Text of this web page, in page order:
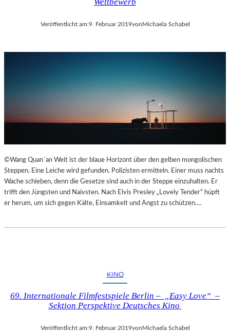
Veröffentlicht am:9. Februar 2019vonMichaela Schabel
©Wang Quan´an Weit ist der blaue Horizont über den gelben mongolischen
Steppen. Eine Leiche wird gefunden. Polizisten ermitteln. Einer muss nachts
Wache schieben, denn die Gesetze sind auch in der Steppe einzuhalten. Er
trifft den Jüngsten und Naivsten. Nach Elvis Presley „Lovely Tender“ hüpft
er herum, um sich gegen Kälte, Einsamkeit und Angst zu schützen.…
KINO
69. Internationale Filmfestspiele Berlin – „Easy Love“ –
Sektion Perspektive Deutsches Kino
Veröffentlicht am:9. Februar 2019vonMichaela Schabel